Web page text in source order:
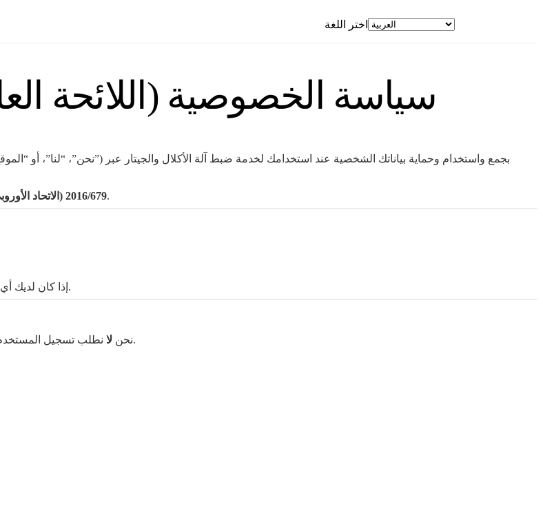
اختر اللغة
سياسة الخصوصية (اللائحة
اللائحة العامة لحماية البيانات (GDPR) (الاتحاد الأوروبي) 2016/679.
إذا كان لديك أي أسئلة حول سياسة الخصوصية هذه أو بياناتك، يمكنك الاتصال بنا عبر الموقع الإلكتروني.
نحن لا نطلب تسجيل نجمع عن علم معلومات تعريف شخصية مثل اسمك أو عنوانك أو بريدك الإلكتروني.